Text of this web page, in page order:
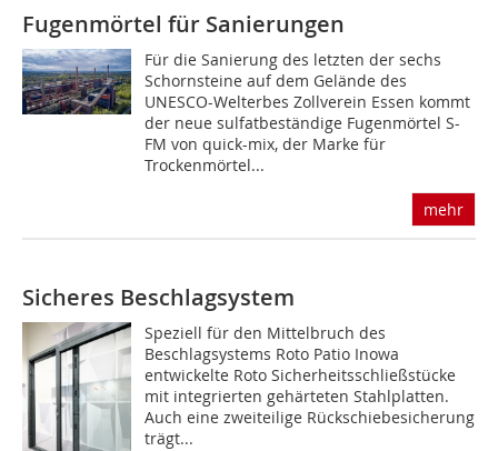
Fugenmörtel für Sanierungen
Für die Sanierung des letzten der sechs
Schornsteine auf dem Gelände des
UNESCO-Welterbes Zollverein Essen kommt
der neue sulfatbeständige Fugenmörtel S-
FM von quick-mix, der Marke für
Trockenmörtel...
mehr
Sicheres Beschlagsystem
Speziell für den Mittelbruch des
Beschlagsystems Roto Patio Inowa
entwickelte Roto Sicherheitsschließstücke
mit integrierten gehärteten Stahlplatten.
Auch eine zweiteilige Rückschiebe­sicherung
trägt...